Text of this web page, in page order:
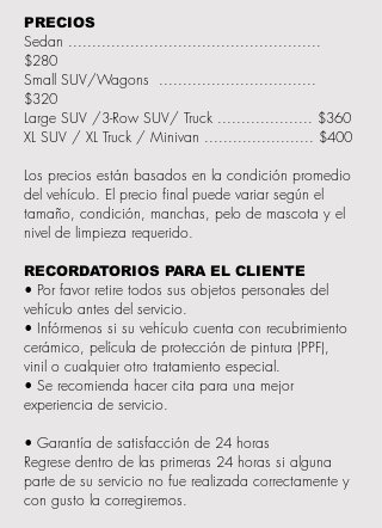
PRECIOS
Sedan .....................................................
$280
Small SUV/Wagons .................................
$320
Large SUV /3-Row SUV/ Truck .................... $360
XL SUV / XL Truck / Minivan ....................... $400
Los precios están basados en la condición promedio
del vehículo. El precio final puede variar según el
tamaño, condición, manchas, pelo de mascota y el
nivel de limpieza requerido.
RECORDATORIOS PARA EL CLIENTE
• Por favor retire todos sus objetos personales del
vehículo antes del servicio.
• Infórmenos si su vehículo cuenta con recubrimiento
cerámico, película de protección de pintura (PPF),
vinil o cualquier otro tratamiento especial.
• Se recomienda hacer cita para una mejor
experiencia de servicio.
• Garantía de satisfacción de 24 horas
Regrese dentro de las primeras 24 horas si alguna
parte de su servicio no fue realizada correctamente y
con gusto la corregiremos.